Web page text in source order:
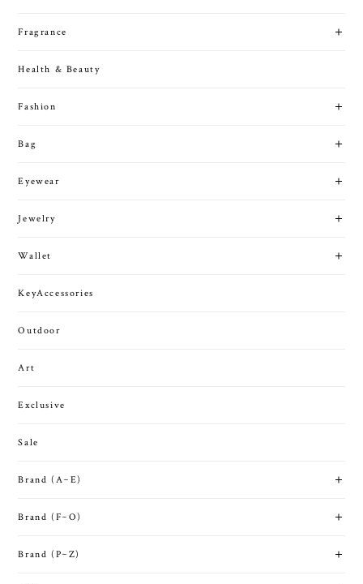
Fragrance
Health & Beauty
Fashion
Bag
Eyewear
Jewelry
Wallet
KeyAccessories
Outdoor
Art
Exclusive
Sale
Brand (A~E)
Brand (F~O)
Brand (P~Z)